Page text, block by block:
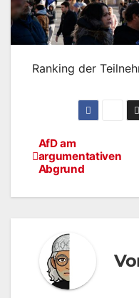
Ranking der
AfD am
argumentativen
Abgrund